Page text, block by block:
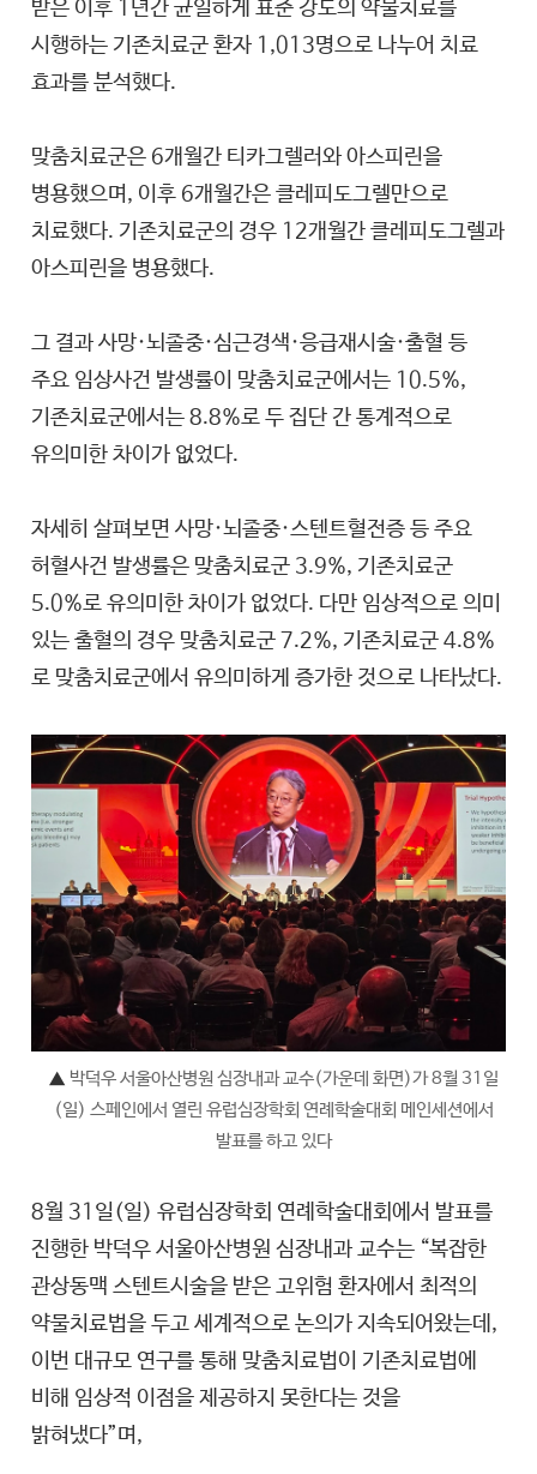
받은 이후 1년간 균일하게 표준 강도의 약물치료를
시행하는 기존치료군 환자 1,013명으로 나누어 치료
효과를 분석했다.
맞춤치료군은 6개월간 티카그렐러와 아스피린을
병용했으며, 이후 6개월간은 클레피도그렐만으로
치료했다. 기존치료군의 경우 12개월간 클레피도그렐과
아스피린을 병용했다.
그 결과 사망·뇌졸중·심근경색·응급재시술·출혈 등
주요 임상사건 발생률이 맞춤치료군에서는 10.5%,
기존치료군에서는 8.8%로 두 집단 간 통계적으로
유의미한 차이가 없었다.
자세히 살펴보면 사망·뇌졸중·스텐트혈전증 등 주요
허혈사건 발생률은 맞춤치료군 3.9%, 기존치료군
5.0%로 유의미한 차이가 없었다. 다만 임상적으로 의미
있는 출혈의 경우 맞춤치료군 7.2%, 기존치료군 4.8%
로 맞춤치료군에서 유의미하게 증가한 것으로 나타났다.
▲ 박덕우 서울아산병원 심장내과 교수(가운데 화면)가 8월 31일
(일) 스페인에서 열린 유럽심장학회 연례학술대회 메인세션에서
발표를 하고 있다
8월 31일(일) 유럽심장학회 연례학술대회에서 발표를
진행한 박덕우 서울아산병원 심장내과 교수는 “복잡한
관상동맥 스텐트시술을 받은 고위험 환자에서 최적의
약물치료법을 두고 세계적으로 논의가 지속되어왔는데,
이번 대규모 연구를 통해 맞춤치료법이 기존치료법에
비해 임상적 이점을 제공하지 못한다는 것을
밝혀냈다”며,